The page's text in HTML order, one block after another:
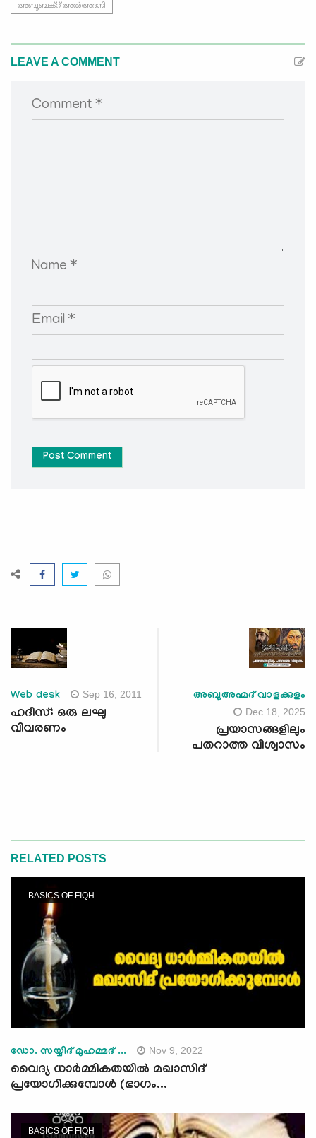
അബൂബക്റ് അല്‍അദനി
LEAVE A COMMENT
Comment *
Name *
Email *
Post Comment
Web desk Sep 16, 2011
ഹദീസ്: ഒരു ലഘു
വിവരണം
അബൂഅഹ്മദ് വാളക്കുളം
Dec 18, 2025
പ്രയാസങ്ങളിലും
പതറാത്ത വിശ്വാസം
RELATED POSTS
BASICS OF FIQH
ഡോ. സയ്യിദ് മുഹമ്മദ് ... Nov 9, 2022
വൈദ്യ ധാര്‍മ്മികതയില്‍ മഖാസിദ്
പ്രയോഗിക്കുമ്പോള്‍ (ഭാഗം...
BASICS OF FIQH